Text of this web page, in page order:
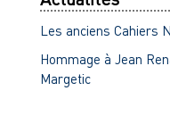
Les anciens Cahiers
Hommage à Jean
Margetic